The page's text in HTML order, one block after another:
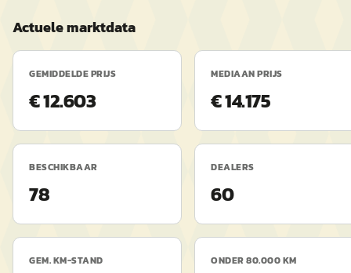
Actuele marktdata
GEMIDDELDE PRIJS
€ 12.603
MEDIAAN PRIJS
€ 14.175
BESCHIKBAAR
78
DEALERS
60
GEM. KM-STAND ONDER 80.000 KM